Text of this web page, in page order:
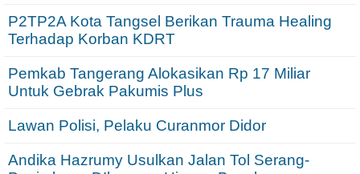
P2TP2A Kota Tangsel Berikan Trauma Healing
Terhadap Korban KDRT
Pemkab Tangerang Alokasikan Rp 17 Miliar
Untuk Gebrak Pakumis Plus
Lawan Polisi, Pelaku Curanmor Didor
Andika Hazrumy Usulkan Jalan Tol Serang-